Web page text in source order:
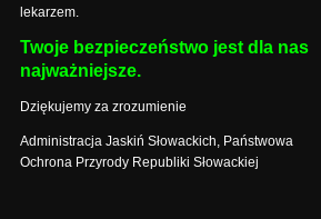
lekarzem.
Twoje bezpieczeństwo jest dla nas
najważniejsze.
Dziękujemy za zrozumienie
Administracja Jaskiń Słowackich, Państwowa
Ochrona Przyrody Republiki Słowackiej